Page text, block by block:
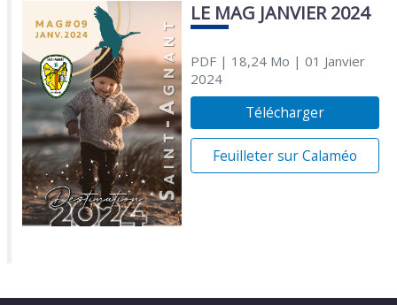
LE MAG JANVIER 2024
PDF| 18,24 Mo | 01 Janvier
2024
Télécharger
Feuilleter sur Calaméo